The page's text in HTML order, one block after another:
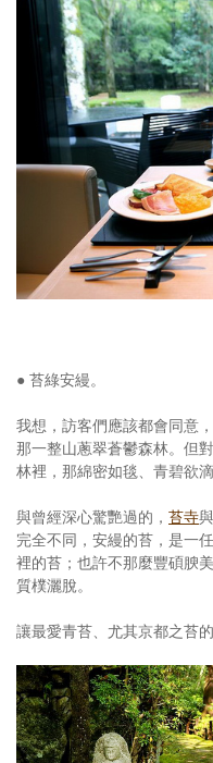
● 苔綠安縵。
我想，訪客們應該都會同意
那一整山蔥翠蒼鬱森林。但
林裡，那綿密如毯、青碧欲滴
與曾經深心驚艷過的， 苔寺與
完全不同，安縵的苔，是一
裡的苔；也許不那麼豐碩腴
質樸灑脫。
讓最愛青苔、尤其京都之苔